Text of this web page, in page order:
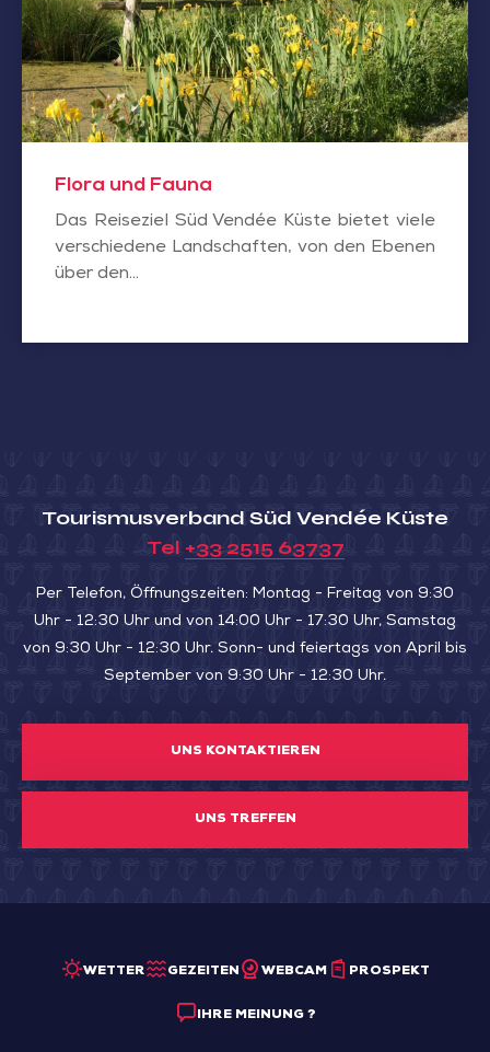
Flora und Fauna
Das Reiseziel Süd Vendée Küste bietet viele
verschiedene Landschaften, von den Ebenen
über den...
Tourismusverband Süd Vendée Küste
Tel +33 2515 63737
Per Telefon, Öffnungszeiten: Montag - Freitag von 9:30
Uhr - 12:30 Uhr und von 14:00 Uhr - 17:30 Uhr, Samstag
von 9:30 Uhr - 12:30 Uhr. Sonn- und feiertags von April bis
September von 9:30 Uhr - 12:30 Uhr.
UNS KONTAKTIEREN
UNS TREFFEN
WETTER GEZEITEN WEBCAM PROSPEKT
IHRE MEINUNG ?